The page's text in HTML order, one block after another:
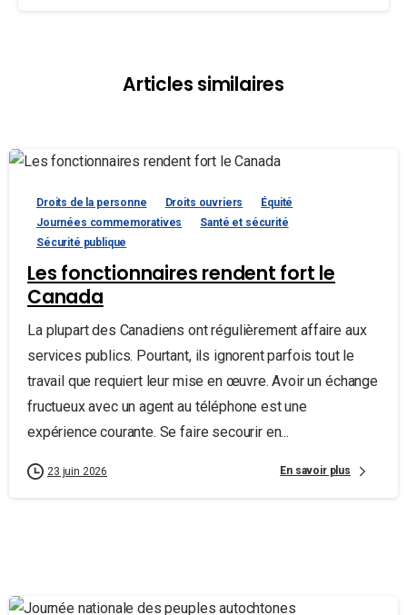
Articles similaires
Droits de la personne Droits ouvriers
Équité
Journées commemoratives
Santé et sécurité
Sécurité publique
Les fonctionnaires rendent fort le
Canada
La plupart des Canadiens ont régulièrement affaire aux
services publics. Pourtant, ils ignorent parfois tout le
travail que requiert leur mise en œuvre. Avoir un échange
fructueux avec un agent au téléphone est une
expérience courante. Se faire secourir en...
23 juin 2026 En savoir plus